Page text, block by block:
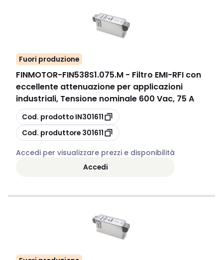
Fuori produzione
FINMOTOR-FIN538S1.075.M - Filtro EMI-RFI con
eccellente attenuazione per applicazioni
industriali, Tensione nominale 600 Vac, 75 A
copia
Cod. prodotto IN301611
copia
Cod. produttore 301611
Accedi per visualizzare prezzi e disponibilità
Accedi